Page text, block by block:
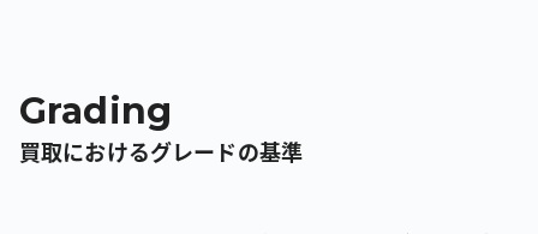
Grading
買取におけるグレードの基準